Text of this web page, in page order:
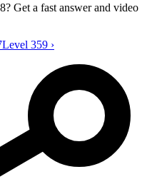
Get a fast answer and video
Magic Sort level 358 video guide
Level 359 ›